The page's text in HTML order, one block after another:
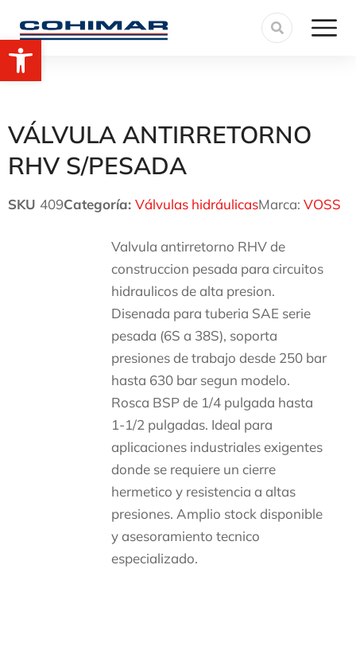
VÁLVULA ANTIRRETORNO
RHV S/PESADA
SKU 409Categoría: Válvulas hidráulicasMarca: VOSS
Valvula antirretorno RHV de
construccion pesada para circuitos
hidraulicos de alta presion.
Disenada para tuberia SAE serie
pesada (6S a 38S), soporta
presiones de trabajo desde 250 bar
hasta 630 bar segun modelo.
Rosca BSP de 1/4 pulgada hasta
1-1/2 pulgadas. Ideal para
aplicaciones industriales exigentes
donde se requiere un cierre
hermetico y resistencia a altas
presiones. Amplio stock disponible
y asesoramiento tecnico
especializado.
Abrir barra de herramientas